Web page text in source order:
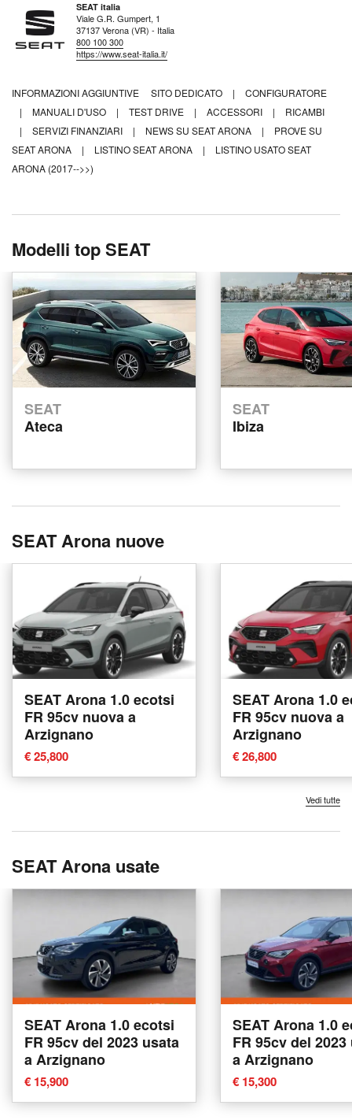
SEAT italia
Viale G.R. Gumpert, 1
37137 Verona (VR) - Italia
800 100 300
https://www.seat-italia.it/
INFORMAZIONI AGGIUNTIVE SITO DEDICATO |
CONFIGURATORE
|
MANUALI D'USO | TEST DRIVE | ACCESSORI |
RICAMBI
|
SERVIZI FINANZIARI | NEWS SU SEAT ARONA |
PROVE SU
SEAT ARONA
| LISTINO SEAT ARONA |
LISTINO USATO SEAT
ARONA (2017-->>)
Modelli top SEAT
SEAT
Ateca
SEAT
Ibiza
SEAT Arona nuove
SEAT Arona 1.0 ecotsi
FR 95cv nuova a
Arzignano
€ 25,800
SEAT Arona 1.0
FR 95cv nuova a
Arzignano
€ 26,800
Vedi tutte
SEAT Arona usate
SEAT Arona 1.0 ecotsi
FR 95cv del 2023 usata
a Arzignano
€ 15,900
SEAT Arona 1.0
FR 95cv del 2023
a Arzignano
€ 15,300